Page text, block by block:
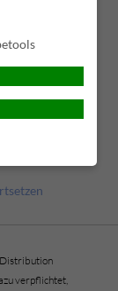
Besuch der
Distribution
verpflichtet,